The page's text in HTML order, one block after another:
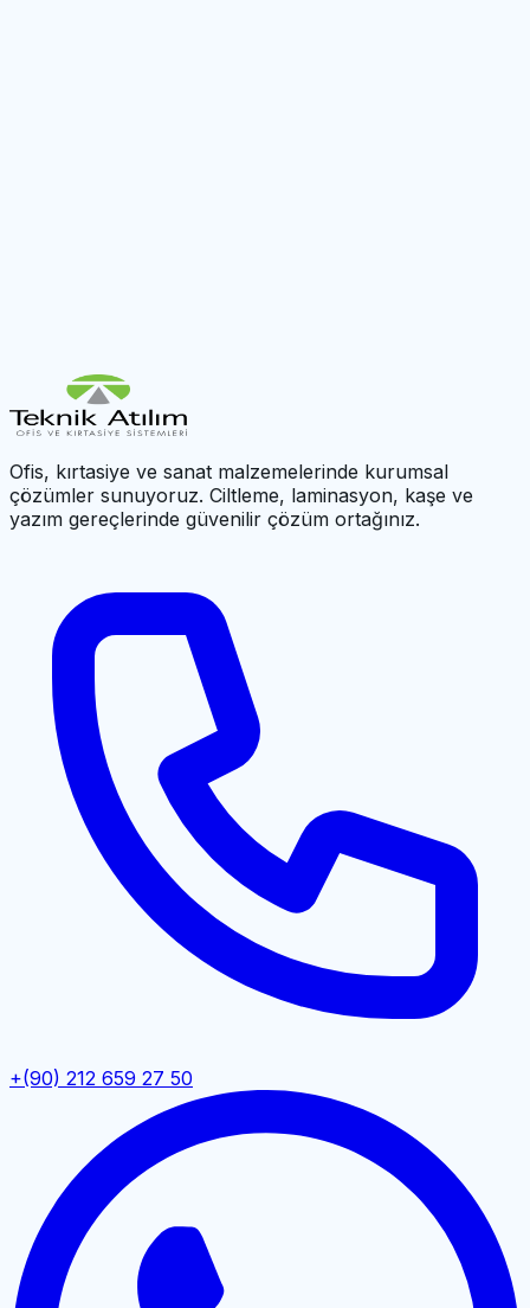
Ofis, kırtasiye ve sanat malzemelerinde kurumsal
çözümler sunuyoruz. Ciltleme, laminasyon, kaşe ve
yazım gereçlerinde güvenilir çözüm ortağınız.
+(90) 212 659 27 50